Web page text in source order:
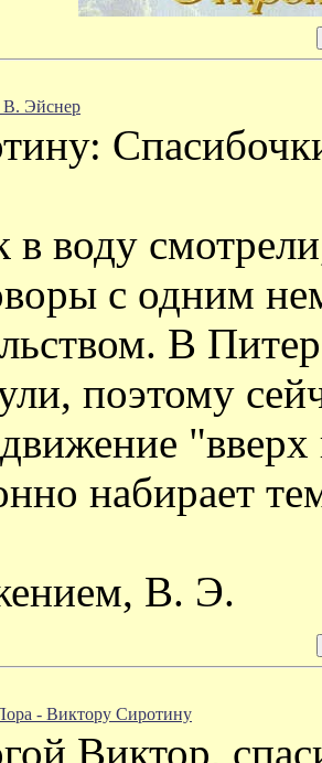
В. Эйснер
в воду
с одним
В
поэтому
набирает
В. Э.
- Виктору Сиротину
Виктор,